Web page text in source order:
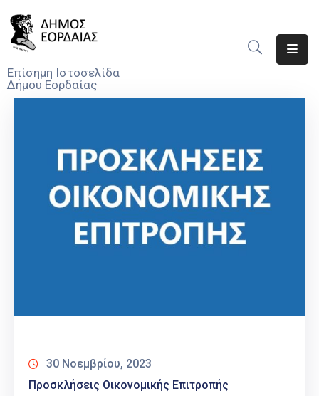
Επίσημη Ιστοσελίδα
Δήμου Εορδαίας
Ο
Υπηρεσίες
Προσκλήσεις
30 Νοεμβρίου, 2023
Προσκλήσεις Οικονομικής Επιτροπής